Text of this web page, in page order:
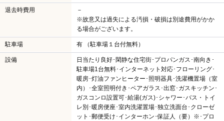
退去時費用
－
※故意又は過失による汚損・破損は別途費用がかか
る場合がございます。
駐車場 有 （駐車場１台付無料）
設備
日当たり良好･閑静な住宅街･プロパンガス･南向き･
駐車場1台無料･インターネット対応･フローリング･
暖房･灯油ファンヒーター･照明器具･洗濯機置場（室
内）･全室照明付き･ペアガラス･出窓･ガスキッチン･
ガスコンロ設置可･給湯(ガス)･シャワー･バス・トイ
レ別･暖房便座･室内洗濯置場･独立洗面台･クローゼ
ット･郵便受け･インターホン･保証人（要）※･プロ